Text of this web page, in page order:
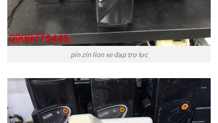
pin zin lion xe đạp trợ lực